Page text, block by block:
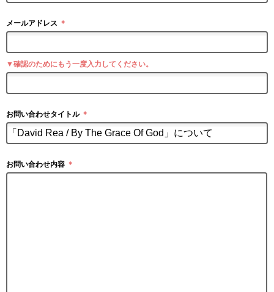
メールアドレス ＊
▼確認のためにもう一度入力してください。
お問い合わせタイトル ＊
お問い合わせ内容 ＊